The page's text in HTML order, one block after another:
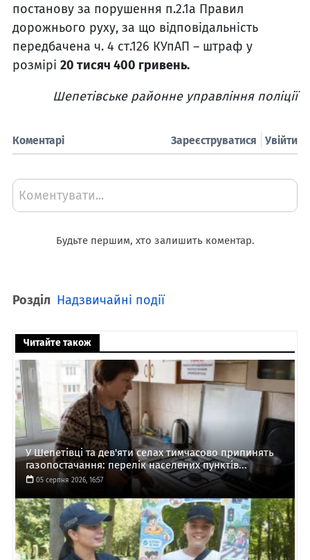
постанову за порушення п.2.1а Правил
дорожнього руху, за що відповідальність
передбачена ч. 4 ст.126 КУпАП – штраф у
розмірі 20 тисяч 400 гривень.
Шепетівське районне управління поліції
Коментарі Увійти
Зареєструватися
Коментувати...
Будьте першим, хто залишить коментар.
Розділ Надзвичайні події
Читайте також
У Шепетівці та дев'яти селах тимчасово припинять
газопостачання: перелік населених пунктів...
05 серпня 2026, 16:57